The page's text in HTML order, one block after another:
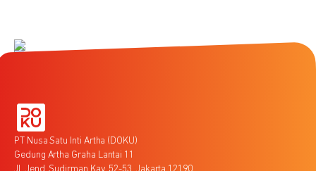
PT Nusa Satu Inti Artha (DOKU)
Gedung Artha Graha Lantai 11